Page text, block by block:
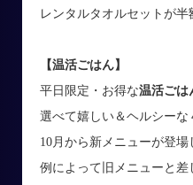
レンタルタオルセットが半
【温活ごはん】
平日限定・お得な温活ごは
選べて嬉しい＆ヘルシーな
10月から新メニューが登場
例によって旧メニューと差